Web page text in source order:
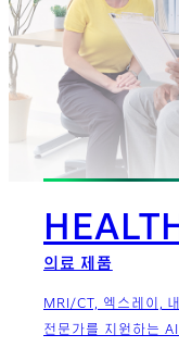
의료 제품
MRI/CT, 엑스레이,
전문가를 지원하는